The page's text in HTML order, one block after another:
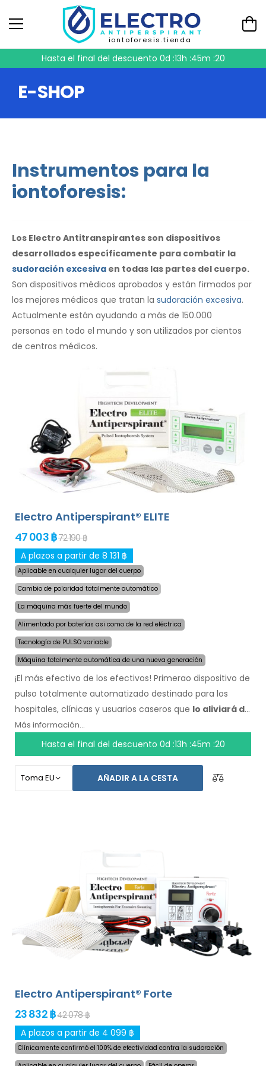
iontoforesis.tienda
Hasta el final del descuento0d :13h :45m :19
E-SHOP
Instrumentos para la
iontoforesis:
Los Electro Antitranspirantes son dispositivos
desarrollados específicamente para combatir la
sudoración excesiva en todas las partes del cuerpo.
Son dispositivos médicos aprobados y están firmados por
los mejores médicos que tratan la sudoración excesiva.
Actualmente están ayudando a más de 150.000
personas en todo el mundo y son utilizados por cientos
de centros médicos.
Electro Antiperspirant® ELITE
47 003 ฿72 190 ฿
A plazos a partir de 8 131 ฿
Aplicable en cualquier lugar del cuerpo
Cambio de polaridad totalmente automático
La máquina más fuerte del mundo
Alimentado por baterías asi como de la red eléctrica
Tecnología de PULSO variable
Máquina totalmente automática de una nueva generación
¡El más efectivo de los efectivos! Primerao dispositivo de
pulso totalmente automatizado destinado para los
hospitales, clínicas y usuarios caseros que lo aliviará de
la sudoración incluso por varios meses con una sola
aplicación. Al comienzo del tratamiento, solo escoge el
área afectada por la sudoración excesiva y la
(incluido en el paquete básico). Con adaptadores
adicionales, la sudoración excesiva de la cabeza, frente,
abdomen, espalda, nalgas, pecho y otras partes del
cuerpo también pueden ser tratados con éxito y por
largo tiempo.¡Garantía de devolución de dinero en
caso de insatisfacción y envío exprés en todo el
Más información...
Hasta el final del descuento0d :13h :45m :19
AÑADIR A LA CESTA
Electro Antiperspirant® Forte
23 832 ฿42 078 ฿
A plazos a partir de 4 099 ฿
Clínicamente confirmó el 100% de efectividad contra la sudoración